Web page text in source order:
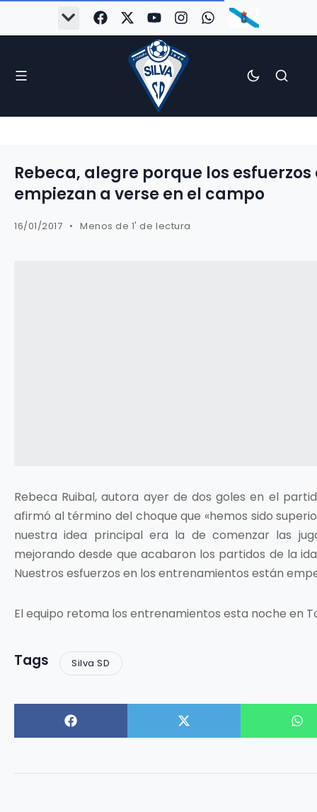
Rebeca, alegre porque los
empiezan a verse en el campo
16/01/2017 Menos de 1' de lectura
Rebeca Ruibal, autora ayer de dos goles en el
afirmó al término del choque que «hemos sido
nuestra idea principal era la de comenzar las
mejorando desde que acabaron los partidos de la
Nuestros esfuerzos en los entrenamientos están
El equipo retoma los entrenamientos esta noche en
Tags Silva SD